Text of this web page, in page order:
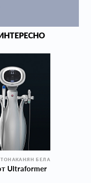
ТОНАКАНЯН БЕЛА
Ultraformer